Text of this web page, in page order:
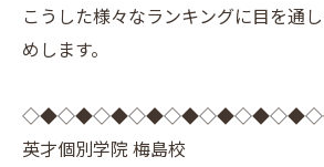
こうした様々なランキングに目を通
めします。
英才個別学院 梅島校